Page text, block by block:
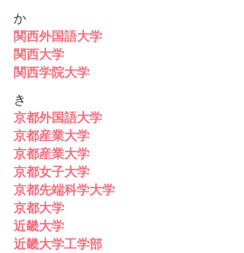
か
関西外国語大学
関西大学
関西学院大学
き
京都外国語大学
京都産業大学
京都産業大学
京都女子大学
京都先端科学大学
京都大学
近畿大学
近畿大学工学部